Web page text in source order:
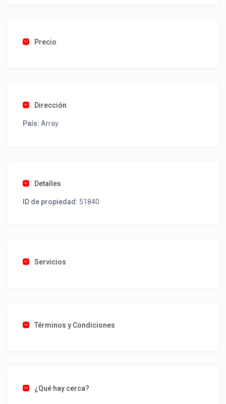
Una foto de cuenta de luz o agua o gas que acredite
como un profesional sin COMISIONES ni ESTAFAS.
Tel contacto propiedad:
Precio
Dirección
País: Array
Detalles
ID de propiedad: 51840
Servicios
Términos y Condiciones
¿Qué hay cerca?